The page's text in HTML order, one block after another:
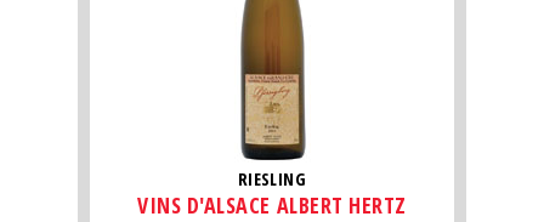
RIESLING
VINS D'ALSACE ALBERT HERTZ